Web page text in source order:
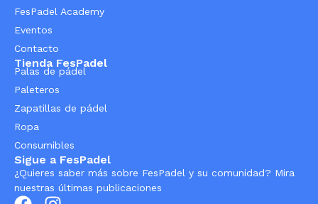
FesPadel Academy
Eventos
Contacto
Tienda FesPadel
Palas de pádel
Paleteros
Zapatillas de pádel
Ropa
Consumibles
Sigue a FesPadel
¿Quieres saber más sobre FesPadel y su comunidad? Mira
nuestras últimas publicaciones